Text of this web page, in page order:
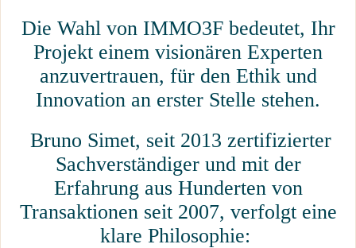
Die Wahl von IMMO3F bedeutet, Ihr
Projekt einem visionären Experten
anzuvertrauen, für den Ethik und
Innovation an erster Stelle stehen.
Bruno Simet, seit 2013 zertifizierter
Sachverständiger und mit der
Erfahrung aus Hunderten von
Transaktionen seit 2007, verfolgt eine
klare Philosophie: